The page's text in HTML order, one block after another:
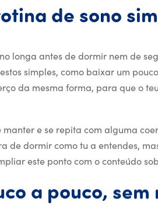
de sono
longa antes de dormir nem de
simples, como baixar um
da mesma forma, para que o
e se repita com alguma
de dormir como tu a entendes,
este ponto com o conteúdo
a pouco, sem